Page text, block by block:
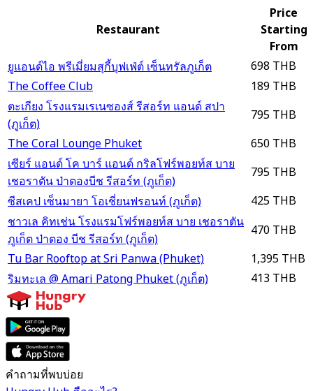
Restaurant
Price
Starting
From
ยูแอนด์ไอ พรีเมี่ยมสุกี้บุฟเฟ่ต์ เซ็นทรัลภูเก็ต
698 THB
The Coffee Club
189 THB
ตะเกียง โรงแรมเรเนซองส์ รีสอร์ท แอนด์ สปา
(ภูเก็ต)
795 THB
The Coral Lounge Phuket
650 THB
เซียร์ แอนด์ โค บาร์ แอนด์ กริลโฟร์พอยท์ส บาย
เชอราตัน ป่าตองบีช รีสอร์ท (ภูเก็ต)
795 THB
ซีสเคป เซ็นมายา โอเชี่ยนฟรอนท์ (ภูเก็ต)
425 THB
ชาวเล คิทเช่น โรงแรมโฟร์พอยท์ส บาย เชอราตัน
ภูเก็ต ป่าตอง บีช รีสอร์ท (ภูเก็ต)
470 THB
Tu Bar Rooftop at Sri Panwa (Phuket)
1,395 THB
ริมทะเล @ Amari Patong Phuket (ภูเก็ต)
413 THB
คำถามที่พบบ่อย